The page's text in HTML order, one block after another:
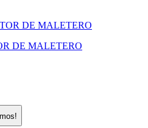
DE MALETERO